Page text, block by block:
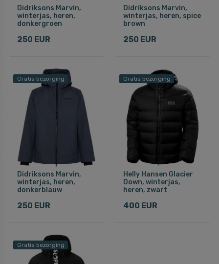
Didriksons Marvin,
winterjas, heren,
donkergroen
250 EUR
Didriksons Marvin,
winterjas, heren, spice
brown
250 EUR
Gratis bezorging
Didriksons Marvin,
winterjas, heren,
donkerblauw
250 EUR
Gratis bezorging
Helly Hansen Glacier
Down, winterjas,
heren, zwart
400 EUR
Gratis bezorging